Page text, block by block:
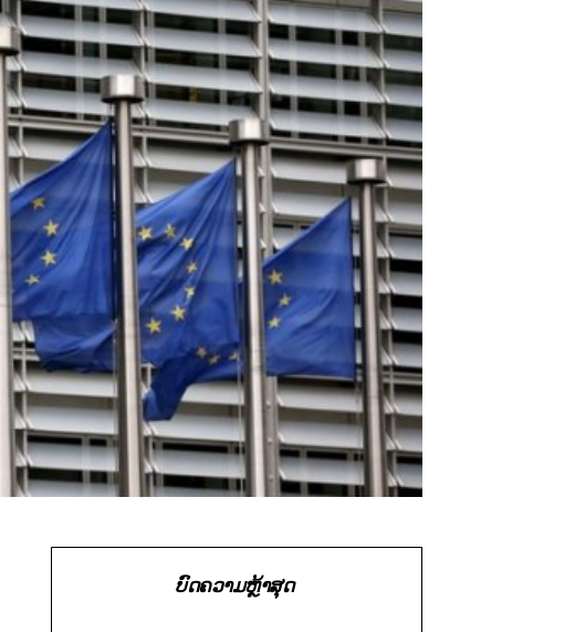
ບົດຄວາມຫຼ້າສຸດ